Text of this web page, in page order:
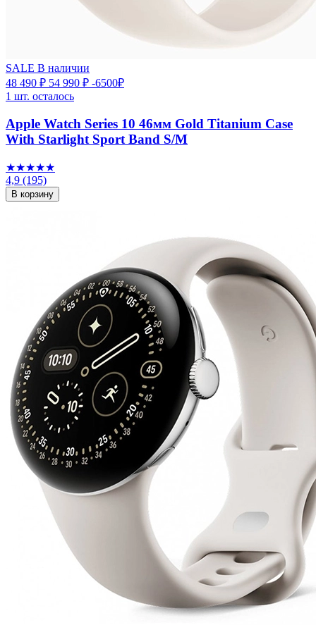
SALE В наличии
48 490 ₽ 54 990 ₽ -6500₽
1 шт. осталось
Apple Watch Series 10 46мм Gold Titanium Case
With Starlight Sport Band S/M
★★★★★
4,9 (195)
В корзину